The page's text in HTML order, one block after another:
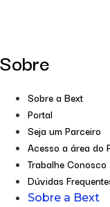
Sobre
Sobre a Bext
Portal
Seja um Parceiro
Acesso a área do
Trabalhe Conosco
Dúvidas
Sobre a Bext